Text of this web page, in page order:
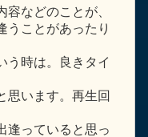
などのことが、
うことがあったり
う時は。良きタイ
思います。再生回
逢っていると思っ